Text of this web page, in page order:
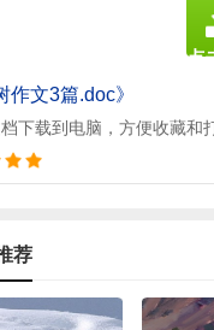
作文3篇.doc》
下载到电脑，方便收藏和
点
荐